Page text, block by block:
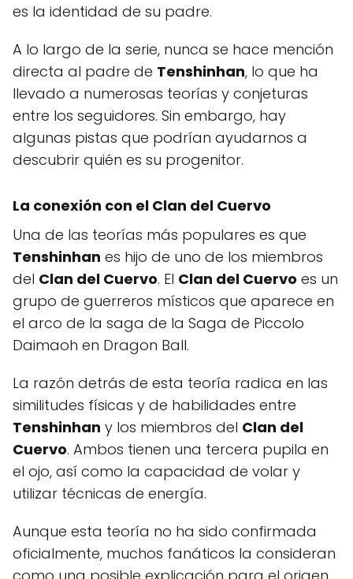
es la identidad de su padre.
A lo largo de la serie, nunca se hace mención
directa al padre de Tenshinhan, lo que ha
llevado a numerosas teorías y conjeturas
entre los seguidores. Sin embargo, hay
algunas pistas que podrían ayudarnos a
descubrir quién es su progenitor.
La conexión con el Clan del Cuervo
Una de las teorías más populares es que
Tenshinhan es hijo de uno de los miembros
del Clan del Cuervo. El Clan del Cuervo es un
grupo de guerreros místicos que aparece en
el arco de la saga de la Saga de Piccolo
Daimaoh en Dragon Ball.
La razón detrás de esta teoría radica en las
similitudes físicas y de habilidades entre
Tenshinhan y los miembros del Clan del
Cuervo. Ambos tienen una tercera pupila en
el ojo, así como la capacidad de volar y
utilizar técnicas de energía.
Aunque esta teoría no ha sido confirmada
oficialmente, muchos fanáticos la consideran